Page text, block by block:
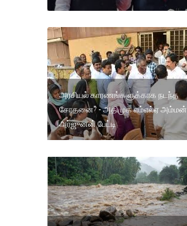
அரசியல் காரணங்களுக்காக நடந்த
சோதனை" - அதிமுக எம்எல்ஏ அம்மன்
அர்ஜுனன் பேட்டி